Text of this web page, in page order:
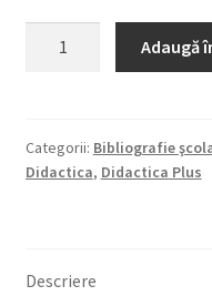
Clasele
V
Adaugă
Categorii: Bibliografie
Didactica, Didactica Plus
Descriere